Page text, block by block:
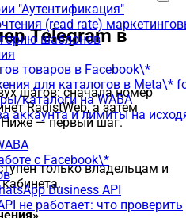
"Аутентификация"
(read rate)
шаблонов
товаров в Facebook\*
для каталогов в Meta\*
каталоги на WABA
аккаунта и лимиты на
с Facebook\*
Business API
не работает: что проверить
Telegram в
шагов: сначала номер
RadistWeb, а затем
Ниже — первый шаг.
только владельцам и